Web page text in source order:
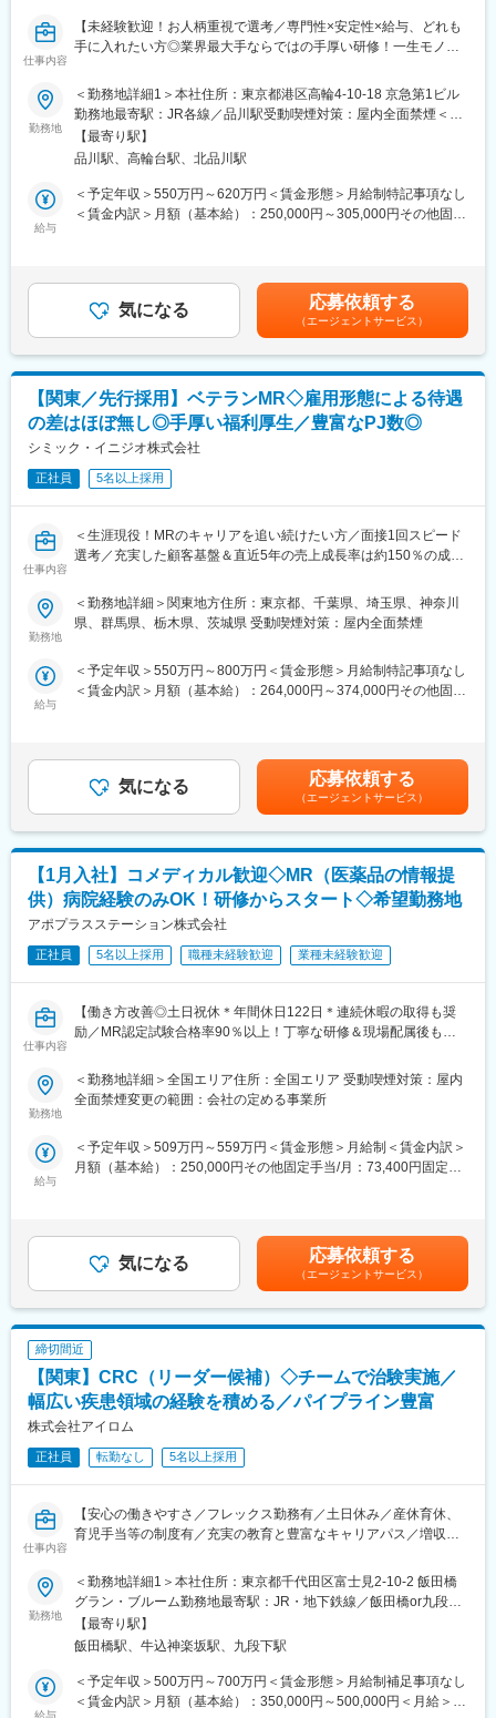
CSO業界で10年以上のキャリアを持つベテラン社員が、あなたの
生涯のわたる「キャリア形成」を丁寧にサポートします。その繋
PJTも紹介可能、また過去には、10年ほどブランクのある50代の
方のご支援の実績もあるなど選考の合格率も高いです。
（3）長期就業／キャリア形成が可能：
弊社所属のMRはシニア（50代）がボリュームゾーン。契約社員
としてパフォーマンスが高い場合は50代の方でも正社員への転換
もあります。契約の更新についても著しく業務態度が悪い／業績
が上がっていないなどではない限りは原則更新となります。ま
仕事内容
【未経験歓迎！お人柄重視で選考／専門性×安定性×給与、どれも
手に入れたい方◎業界最大手ならではの手厚い研修！一生モノの
パス豊富】
＼そもそも「MR」とは？／
「医薬情報提供者」と呼ばれる専門資格を取得して活動する営業
職です。IQVIAのお客様である国内医薬品メーカーにて、医薬品の
営業活動を行っていただきます。
人々の命を守る商材に携わるため、社会貢献性と安定性を兼ね備
えたお仕事です。
まずはご入社から2か月間MR導入研修を受講し、MR資格を取得
していただきます。
資格取得と聞くとハードルが高く思われる方もいるかもしれませ
文理問わず一から学べる環境を整えているため、専門知識は入社
後に身に付ける意欲があれば問題ございません。
社員の活躍事例についての詳細は、是非こちらのURLも併せてご
覧ください。
■具体的な業務
作用・適切な使用方法などの情報を提供し、薬剤のプロモーショ
ン活動を行っていただきます。メインの業務は情報提供となるた
活動に専念できる環境です。
個人の予算はありますが、チーム内で助け合う社風が整ってお
す。
給取得もしやすく、年間140日ほど休んでいる方も多くいます。
経営コンサル、医薬品メーカーのマーケティング支援、人事担当
者などの管理部門）
営業経験を活かして様々なキャリアプランを実現できるのは、当
社ならではの強みです。
変更の範囲：会社の定める業務
勤務地
＜勤務地詳細1＞本社住所：東京都港区高輪4-10-18 京急第1ビル
勤務地最寄駅：JR各線／品川駅受動喫煙対策：屋内全面禁煙＜勤
務地詳細2＞関東エリア住所：関東(東京都、神奈川県、千葉県、
埼玉県、群馬県、茨城県)/選考を通じて決定します。 受動喫煙対
ずる）変更の範囲：会社の定める事業所
【最寄り駅】
品川駅、高輪台駅、北品川駅
給与
＜予定年収＞550万円～620万円＜賃金形態＞月給制特記事項なし
＜賃金内訳＞月額（基本給）：250,000円～305,000円その他固定
手当支給する。【補足】プロジェクト稼働手当(35,000円)、外勤
日当（1日1,500円／外勤3.5時間以上）■変動賞与制（6月・12
月・3月）※平均実績6ヶ月分■インセンティブ：3月（対象者）賃
金はあくまでも目安の金額であり、選考を通じて上下する可能性
があります。月給(月額)は固定手当を含めた表記です。
気になる 応募依頼する
（エージェントサービス）
【関東／先行採用】ベテランMR◇雇用形態による待遇
の差はほぼ無し◎手厚い福利厚生／豊富なPJ数◎
シミック・イニジオ株式会社
正社員 5名以上採用
仕事内容
＜生涯現役！MRのキャリアを追い続けたい方／面接1回スピード
選考／充実した顧客基盤＆直近5年の売上成長率は約150％の成長
■職務概要
配属先メーカーにおいてMR活動に従事いただきます。
＜コンクラクトMRという働き方＞
各製薬企業のプロジェクトの一員として、配属される営業所を拠
に左右されることは、ほぼありません。様々なプロジェクトを経
験することで、幅広い製品の取り扱い経験や知識を積み、MRとし
てのスキルアップが叶う環境です。
■シミック・イニジオの強み
（1）豊富なプロジェクト数
当社は、国内CRO事業のパイオニアであり、リーディングカンパ
ニーであるシミックグループと、欧米を中心に多様なCSOサービ
スをグローバルに展開する、Inizio Engageを親会社に持つジョイ
ントベンチャーです。
規模なものから、日本市場に新規参入する企業のプロジェクトな
ど、規模やミッションも様々です。
（2）様々なバックグラウンドを持った社員が活躍
当社は、業界2位のMR数（750名）を有しており、ほぼ全員が中
（3）業界トップクラスの手厚い福利厚生
ています。
・1日あたり1,500円の外勤手当を支給
・家賃の60％を会社負担する借上社宅制度（持家からの通勤者等
一部を除く）
・転勤が必要な場合、転居費用は会社負担（単身赴任手当や帰省
旅費補助あり）
（4）豊富なキャリアパス
在籍期間や雇用形態に問わず、業績評価と上長からの推薦があれ
ば、管理職登用試験にチャレンジすることができます。
また、MRトレーナーや事業開発、人事・採用など、MR経験を活
かしたネクストキャリアも用意しています（キャリア申告制度導
入済み）。
わることも可能です。
勤務地
＜勤務地詳細＞関東地方住所：東京都、千葉県、埼玉県、神奈川
県、群馬県、栃木県、茨城県 受動喫煙対策：屋内全面禁煙
給与
＜予定年収＞550万円～800万円＜賃金形態＞月給制特記事項なし
＜賃金内訳＞月額（基本給）：264,000円～374,000円その他固定
を全額支給 ■賞与年2回（昨年度実績4.2ヶ月）、報酬改定年1回賃
金はあくまでも目安の金額であり、選考を通じて上下する可能性
があります。月給(月額)は固定手当を含めた表記です。
気になる 応募依頼する
（エージェントサービス）
【1月入社】コメディカル歓迎◇MR（医薬品の情報提
供）病院経験のみOK！研修からスタート◇希望勤務地
アポプラスステーション株式会社
正社員 5名以上採用 職種未経験歓迎 業種未経験歓迎
仕事内容
【働き方改善◎土日祝休＊年間休日122日＊連続休暇の取得も奨
励／MR認定試験合格率90％以上！丁寧な研修＆現場配属後も伴
★医療従事者の経験が活かせる！次の新しいキャリアを築く！
＜2人に1人は未経験入社、75%は異業種からの転職者です＞
＜医療従事者の方におススメの理由＞
・身につけた医療知識や、臨床経験が活かせます！
現場配属後も、担当サポーターが伴走します。1人にしません！
・東証プライム上場Gの安定基盤×内資系企業◎安定して働ける環
境です！
■職務内容：
MR（医薬情報担当者）として、医師や医薬品卸へ訪問、医薬品に
関する情報提供を行います。
＜MRとは＞
医薬品販売に際し、医師への医薬品の効果、効能、副作用を情報
提供がミッションです。
医薬品は「どの成分に、どのような効果があって、誰に使うと良
いのか」などの情報が付加されて、初めて効果的に使うことがで
きます。医師への適切な医薬品情報の提供を通じて、患者さんの
治療、地域医療課題に貢献することができます。
・入社から3か月間：座学研修（導入教育）のみ
└医薬品や医療業界、営業方法についての知識を身につけます。
・導入教育終了後は、Web講義、e-Learning、集合研修を組み合
わせて行う、MR認定試験に100％を担保する対策講座がありま
★MR認定試験の合格率は9割以上！
・現場配属後も、担当SVと月1回以上の面談を設けており、成果
勤務地
＜勤務地詳細＞全国エリア住所：全国エリア 受動喫煙対策：屋内
全面禁煙変更の範囲：会社の定める事業所
給与
＜予定年収＞509万円～559万円＜賃金形態＞月給制＜賃金内訳＞
月額（基本給）：250,000円その他固定手当/月：73,400円固定残
どを考慮し、規定により決定します。※年収の他に別途日当（月額
3～4万円）・諸手当有昇給：年1回★頑張りに応じて年収UP★赴
任先の評価次第で大幅に年収をUPできます。（年2回業績給改
定）賃金はあくまでも目安の金額であり、選考を通じて上下する
可能性があります。月給(月額)は固定手当を含めた表記です。
気になる 応募依頼する
（エージェントサービス）
締切間近
【関東】CRC（リーダー候補）◇チームで治験実施／
幅広い疾患領域の経験を積める／パイプライン豊富
株式会社アイロム
正社員 転勤なし 5名以上採用
仕事内容
【安心の働きやすさ／フレックス勤務有／土日休み／産休育休、
育児手当等の制度有／充実の教育と豊富なキャリアパス／増収増
■職務概要：
業界内でトップクラスの実績を誇る同社のCRC（治験コーディネ
ーター）として下記業務を行っていただきます。
・患者への試験の説明
・治験のスケジュール管理
・各種データの収集、管理など
勤務地
＜勤務地詳細1＞本社住所：東京都千代田区富士見2-10-2 飯田橋
グラン・ブルーム勤務地最寄駅：JR・地下鉄線／飯田橋or九段下
駅受動喫煙対策：屋内全面禁煙＜勤務地詳細2＞関東エリア※プロ
ジェクトに応じてご相談します。住所：東京都、埼玉県、千葉
屋内全面禁煙変更の範囲：会社の定める事業所
【最寄り駅】
飯田橋駅、牛込神楽坂駅、九段下駅
給与
＜予定年収＞500万円～700万円＜賃金形態＞月給制補足事項なし
＜賃金内訳＞月額（基本給）：350,000円～500,000円＜月給＞